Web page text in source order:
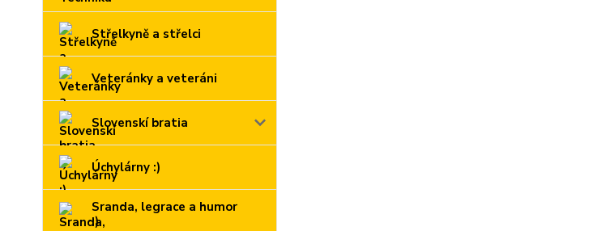
Střelkyně a střelci
Veteránky a veteráni
Slovenskí bratia
Úchylárny :)
Sranda, legrace a humor
:)